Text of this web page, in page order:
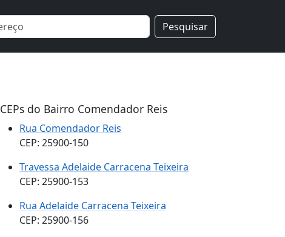
Pesquisar
CEPs do Bairro Comendador Reis
Rua Comendador Reis
CEP: 25900-150
Travessa Adelaide Carracena Teixeira
CEP: 25900-153
Rua Adelaide Carracena Teixeira
CEP: 25900-156